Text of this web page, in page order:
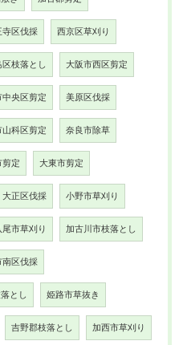
寺区伐採 西京区草刈り
区枝落とし 大阪市西区剪定
中央区剪定 美原区伐採
山科区剪定 奈良市除草
剪定 大東市剪定
大正区伐採 小野市草刈り
尾市草刈り 加古川市枝落とし
南区伐採
とし 姫路市草抜き
吉野郡枝落とし 加西市草刈り